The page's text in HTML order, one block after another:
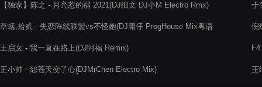
【独家】陈之 - 月亮惹的祸 2021(DJ细文 DJ小M Electro Rmx)
草蜢,拾贰 - 失恋阵线联盟vs不怪她(DJ庸仔 ProgHouse Mix粤语
王启文 - 我一直在路上(DJ阿福 Remix)
王小帅 - 怨苍天变了心(DJMrChen Electro Mix)
于
倪
王